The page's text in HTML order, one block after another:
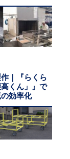
｜『らくら
くん」』で
効率化